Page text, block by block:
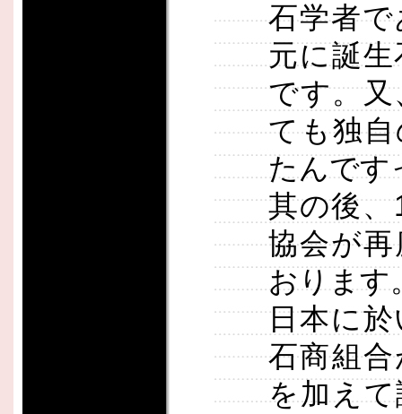
石学者
元に誕
です。
ても独
たんです
其の後
協会が
おります
日本に
石商組
を加え